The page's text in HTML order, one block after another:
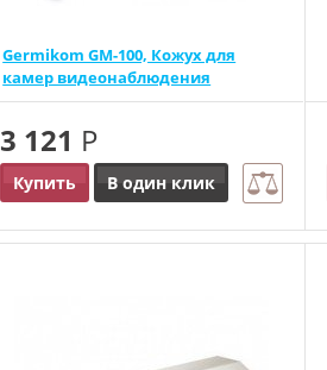
Germikom GM-100, Кожух для
камер видеонаблюдения
3 121 Р
Купить В один клик